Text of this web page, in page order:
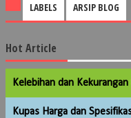
LABELS ARSIP BLOG
Hot Article
Kelebihan dan
Kupas Harga dan